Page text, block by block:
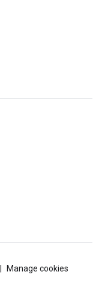
Manage cookies